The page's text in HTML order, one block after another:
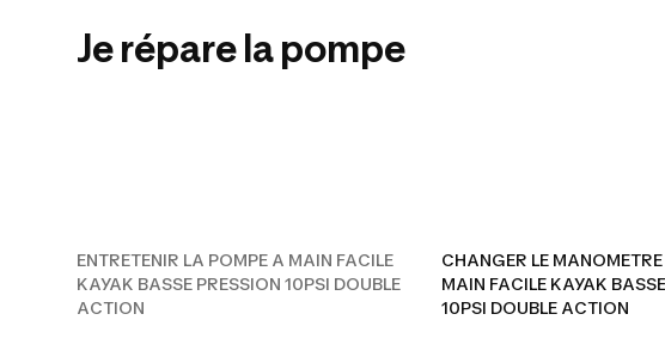
Je répare la pompe
ENTRETENIR LA
ENTRETENIR LA POMPE A MAIN FACILE
KAYAK BASSE PRESSION 10PSI DOUBLE
ACTION
CHANGER LE
MAIN FACILE KAYAK
10PSI DOUBLE ACTION